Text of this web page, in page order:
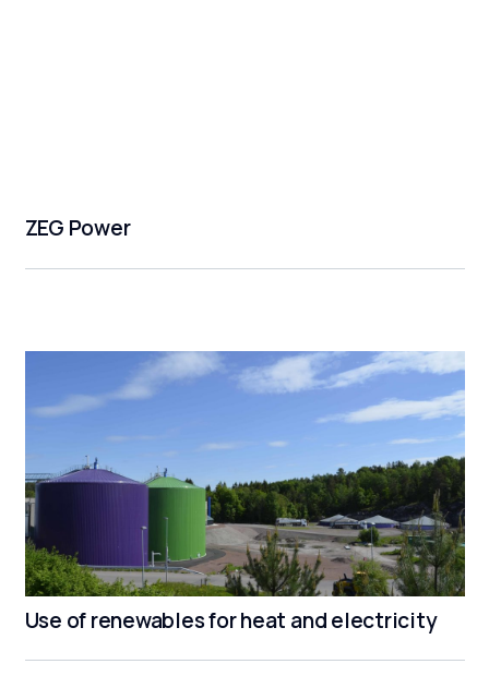
ZEG Power
Use of renewables for heat and electricity